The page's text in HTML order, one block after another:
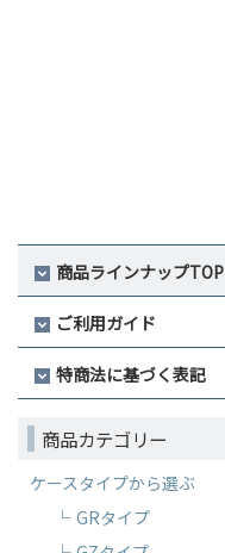
商品ラインナップTOP
ご利用ガイド
特商法に基づく表記
商品カテゴリー
ケースタイプから選ぶ
GRタイプ